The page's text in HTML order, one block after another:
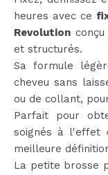
heures avec ce
Revolution
et structurés.
Sa formule
cheveu sans
ou de collant,
Parfait pour
soignés à l'effet
meilleure
La petite brosse